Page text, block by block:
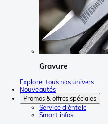
Gravure
Explorer tous nos univers
Nouveautés
Promos & offres spéciales
Service clièntele
Smart infos